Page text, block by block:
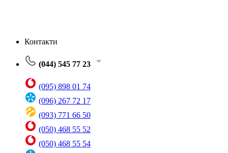
Контакти
(044) 545 77 23
(095) 898 01 74
(096) 267 72 17
(093) 771 66 50
(050) 468 55 52
(050) 468 55 54